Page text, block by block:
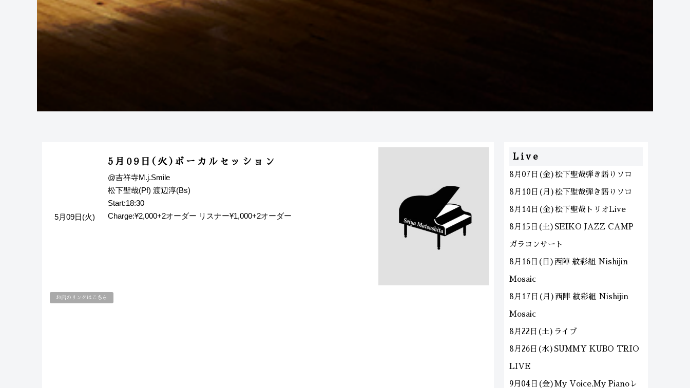
5月09日(火)
5月09日(火)ボーカルセッション
@吉祥寺M.j.Smile
松下聖哉(Pf) 渡辺淳(Bs)
Start:18:30
Charge:¥2,000+2オーダー リスナー¥1,000+2オーダー
お店のリンクはこちら
Live
8月07日(金)松下聖哉弾き語りソロ
8月10日(月)松下聖哉弾き語りソロ
8月14日(金)松下聖哉トリオLive
8月15日(土)SEIKO JAZZ CAMP
ガラコンサート
8月16日(日)西陣 紋彩組 Nishijin
Mosaic
8月17日(月)西陣 紋彩組 Nishijin
Mosaic
8月22日(土)ライブ
8月26日(水)SUMMY KUBO TRIO
LIVE
9月04日(金)My Voice,My Pianoレ